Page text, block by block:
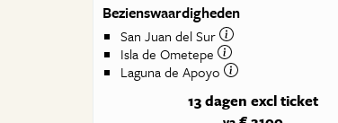
Bezienswaardigheden
San Juan del Sur
Isla de Ometepe
Laguna de Apoyo
13 dagen excl ticket